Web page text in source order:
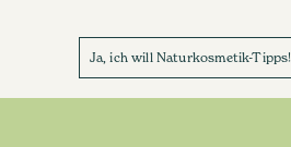
Ja, ich will Naturkosmetik-Tipps!